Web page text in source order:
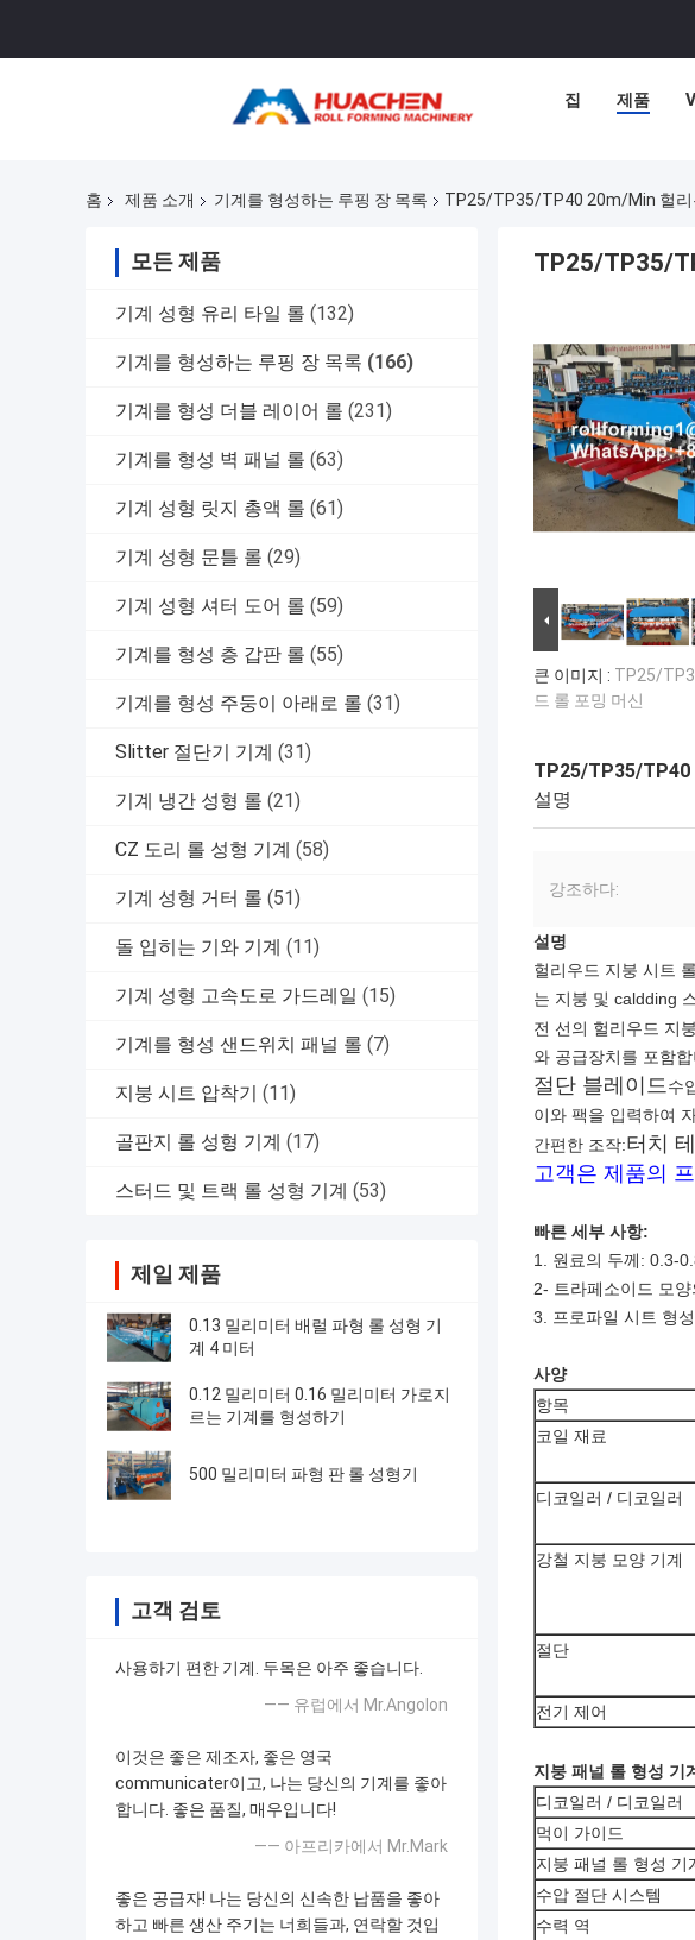
집 제품
홈 제품 소개 기계를 형성하는 루핑 장 목록 TP25/TP35/TP40 20m/Min 헐리
모든 제품
기계 성형 유리 타일 롤 (132)
기계를 형성하는 루핑 장 목록 (166)
기계를 형성 더블 레이어 롤 (231)
기계를 형성 벽 패널 롤 (63)
기계 성형 릿지 총액 롤 (61)
기계 성형 문틀 롤 (29)
기계 성형 셔터 도어 롤 (59)
기계를 형성 층 갑판 롤 (55)
기계를 형성 주둥이 아래로 롤 (31)
Slitter 절단기 기계 (31)
기계 냉간 성형 롤 (21)
CZ 도리 롤 성형 기계 (58)
기계 성형 거터 롤 (51)
돌 입히는 기와 기계 (11)
기계 성형 고속도로 가드레일 (15)
기계를 형성 샌드위치 패널 롤 (7)
지붕 시트 압착기 (11)
골판지 롤 성형 기계 (17)
스터드 및 트랙 롤 성형 기계 (53)
제일 제품
0.13 밀리미터 배럴 파형 롤 성형 기
계 4 미터
0.12 밀리미터 0.16 밀리미터 가로지
르는 기계를 형성하기
500 밀리미터 파형 판 롤 성형기
고객 검토
사용하기 편한 기계. 두목은 아주 좋습니다.
—— 유럽에서 Mr.Angolon
이것은 좋은 제조자, 좋은 영국
communicater이고, 나는 당신의 기계를 좋아
합니다. 좋은 품질, 매우입니다!
—— 아프리카에서 Mr.Mark
좋은 공급자! 나는 당신의 신속한 납품을 좋아
하고 빠른 생산 주기는 너희들과, 연락할 것입
TP25/TP35/
큰 이미지 : TP25/
드 롤 포밍 머신
TP25/TP35/TP40
설명
강조하다:
설명
헐리우드 지붕 시트
는 지붕 및 caldding
전 선의 헐리우드 지
와 공급장치를 포함
절단 블레이드수
이와 팩을 입력하여
간편한 조작:터치
고객은 제품의
빠른 세부 사항:
1. 원료의 두께: 0.3-
2- 트라페소이드 모
3. 프로파일 시트 형
사양
항목
코일 재료
디코일러 / 디코일러
강철 지붕 모양 기계
절단
전기 제어
지붕 패널 롤 형성 기
디코일러 / 디코일러
먹이 가이드
지붕 패널 롤 형성 기
수압 절단 시스템
수력 역